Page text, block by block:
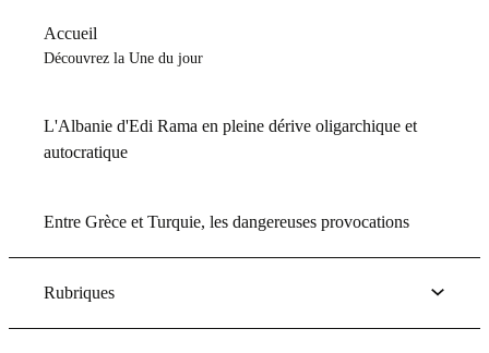
Accueil
Découvrez la Une du jour
L'Albanie d'Edi Rama en pleine dérive oligarchique et
autocratique
Entre Grèce et Turquie, les dangereuses provocations
Rubriques